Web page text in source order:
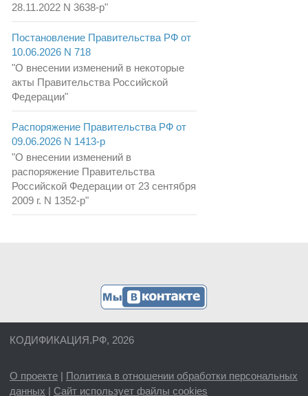
28.11.2022 N 3638-р"
Постановление Правительства РФ от
10.06.2026 N 718
"О внесении изменений в некоторые
акты Правительства Российской
Федерации"
Распоряжение Правительства РФ от
09.06.2026 N 1413-р
"О внесении изменений в
распоряжение Правительства
Российской Федерации от 23 сентября
2009 г. N 1352-р"
КОДИФИКАЦИЯ.РФ, 2026
О проекте | Политика в отношении обработки персональных
данных | Сайт использует файлы cookies